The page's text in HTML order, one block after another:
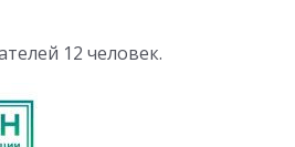
12 человек.